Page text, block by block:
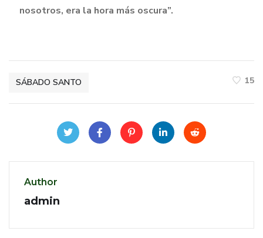
nosotros, era la hora más oscura”.
SÁBADO SANTO 15
Author
admin